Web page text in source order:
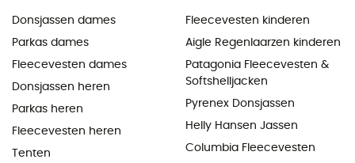
Donsjassen dames
Parkas dames
Fleecevesten dames
Donsjassen heren
Parkas heren
Fleecevesten heren
Tenten
Fleecevesten kinderen
Aigle Regenlaarzen kinderen
Patagonia Fleecevesten &
Softshelljacken
Pyrenex Donsjassen
Helly Hansen Jassen
Columbia Fleecevesten